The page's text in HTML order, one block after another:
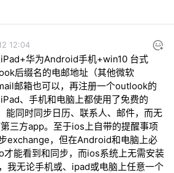
12:04
华为Android手机+win10 台式
后缀名的电邮地址（其他微软
邮箱也可以，再注册一个outlook的
、手机和电脑上都使用了免费的
能同时同步日历、联系人、邮件，而无
三方app。至于ios上自带的提醒事项
exchange，但在Android和电脑上必
才能看到和同步，而ios系统上无需安装
我无论手机或、ipad或电脑上任意一个